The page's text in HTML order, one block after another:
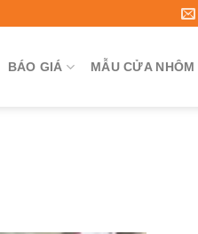
BÁO GIÁ MẪU CỬA NHÔM